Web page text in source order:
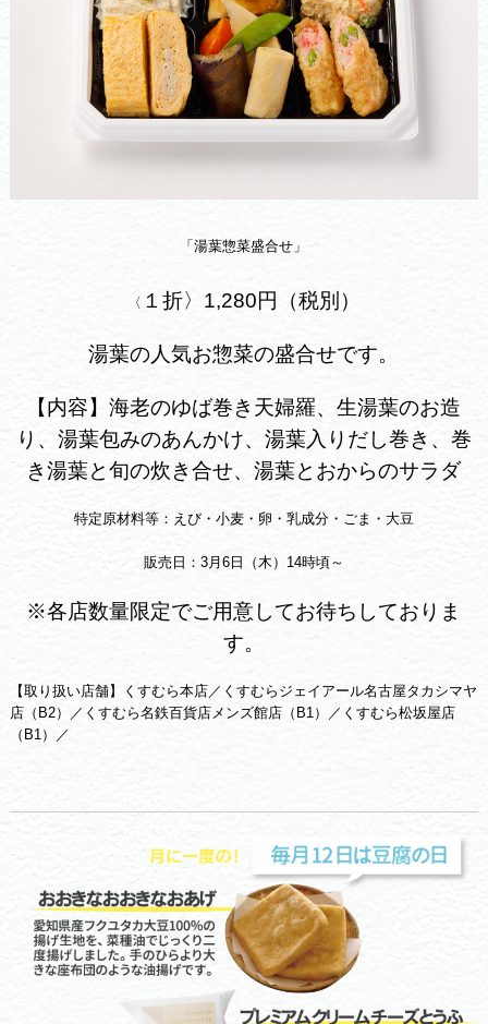
「湯葉惣菜盛合せ」
〈 １折〉1,280円（税別）
湯葉の人気お惣菜の盛合せです。
【内容】海老のゆば巻き天婦羅、生湯葉のお造
り、湯葉包みのあんかけ、湯葉入りだし巻き、巻
き湯葉と旬の炊き合せ、湯葉とおからのサラダ
特定原材料等：えび・小麦・卵・乳成分・ごま・大豆
販売日：3月6日（木）14時頃～
※各店数量限定でご用意してお待ちしておりま
す。
【取り扱い店舗】くすむら本店／くすむらジェイアール名古屋タカシマヤ
店（B2）／くすむら名鉄百貨店メンズ館店（B1）／くすむら松坂屋店
（B1）／